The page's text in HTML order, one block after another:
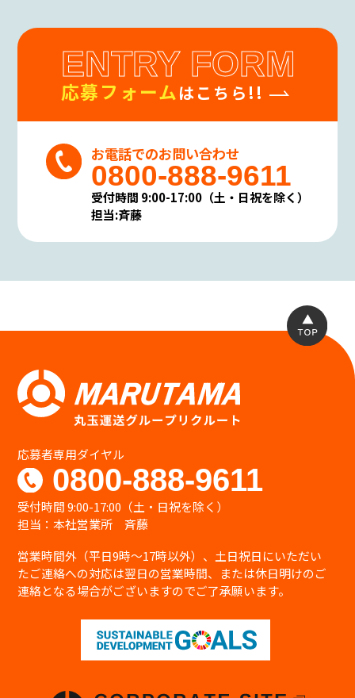
ENTRY FORM
応募フォームはこちら!!
お電話でのお問い合わせ
0800-888-9611
受付時間 9:00-17:00（土・日祝を除く）
担当:斉藤
応募者専用ダイヤル
0800-888-9611
受付時間 9:00-17:00（土・日祝を除く）
担当：本社営業所 斉藤
営業時間外（平日9時〜17時以外）、土日祝日にいただい
たご連絡への対応は翌日の営業時間、または休日明けのご
連絡となる場合がございますのでご了承願います。